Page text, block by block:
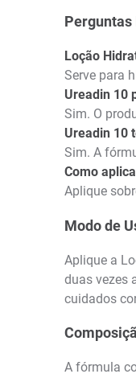
Perguntas
Loção
Serve para
Ureadin 10
Sim. O
Ureadin 10
Sim. A
Como
Aplique
Modo de
Aplique a
duas vezes
cuidados
A fórmula